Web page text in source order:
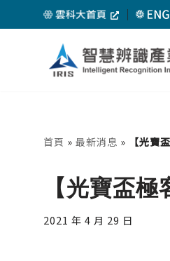
content
｜
首頁 » 最新消息 » 【光寶
【光寶盃
2021 年 4 月 29 日